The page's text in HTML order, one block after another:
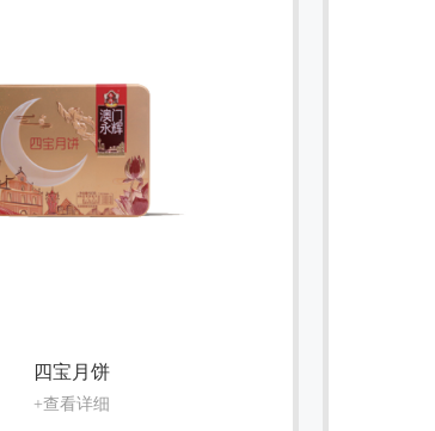
四宝月饼
+查看详细